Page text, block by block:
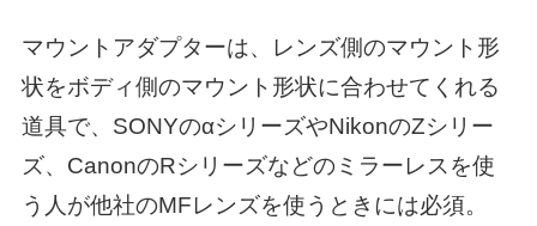
マウントアダプターは、レンズ側のマウント形
状をボディ側のマウント形状に合わせてくれる
道具で、SONYのαシリーズやNikonのZシリー
ズ、CanonのRシリーズなどのミラーレスを使
う人が他社のMFレンズを使うときには必須。